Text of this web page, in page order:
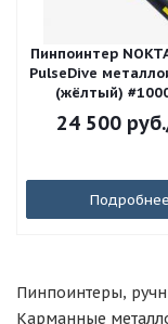
Пинпоинтер
PulseDive
(жёлтый)
24 500 руб.
Подробнее
Пинпоинтеры,
Карманные